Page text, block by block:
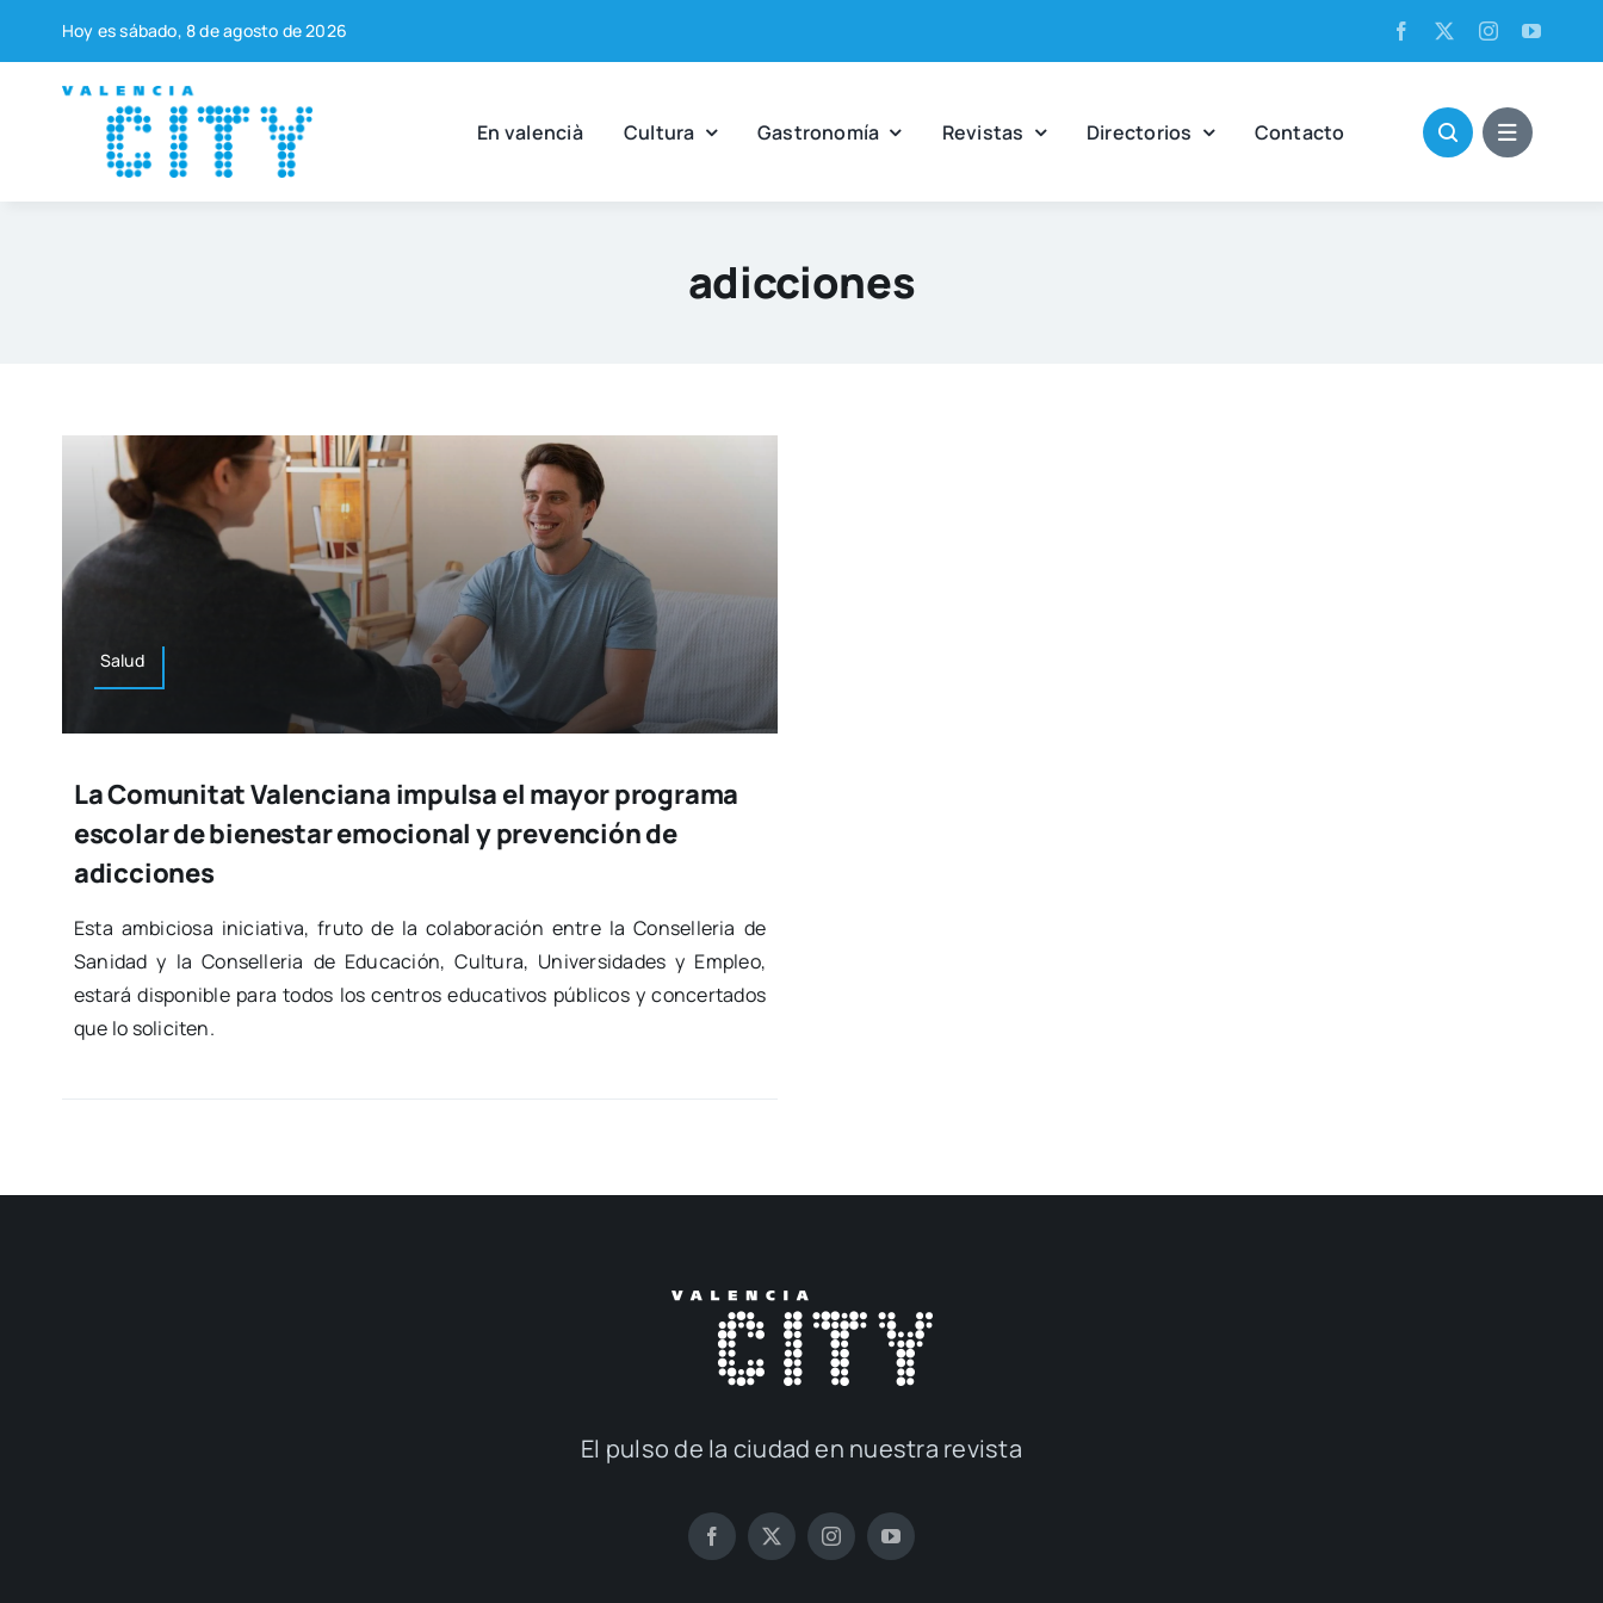
contenido
Hoy es sába­do, 8 de agos­to de 2026
En valen­cià Cul­tu­ra Gas­tro­no­mía Revis­tas Direc­to­rios Con­tac­to
adicciones
Salud
La Comunitat Valenciana impulsa el mayor programa
escolar de bienestar emocional y prevención de
adicciones
Esta ambi­cio­sa ini­cia­ti­va, fru­to de la cola­bo­ra­ción entre la Con­se­lle­ria de
Sani­dad y la Con­se­lle­ria de Edu­ca­ción, Cul­tu­ra, Uni­ver­si­da­des y Empleo,
esta­rá dis­po­ni­ble para todos los cen­tros edu­ca­ti­vos públi­cos y con­cer­ta­dos
que lo soli­ci­ten.
El pul­so de la ciu­dad en nues­tra revis­ta